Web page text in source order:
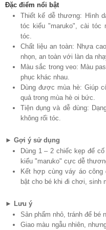
Đặc điểm nổi bật
Thiết kế dễ thương: Hình
tóc kiểu "maruko", cài tóc
tóc.
Chất liệu an toàn: Nhựa
nhọn, an toàn với làn da
Màu sắc trong veo: Màu
phục khác nhau.
Dùng được mùa hè: Giúp
quả trong mùa hè oi bức.
Tiện dụng và dễ dùng:
không rối tóc.
► Gợi ý sử dụng
Dùng 1 – 2 chiếc kẹp để
kiểu "maruko" cực dễ
Kết hợp cùng váy áo
bật cho bé khi đi chơi, sinh
► Lưu ý
Sản phẩm nhỏ, tránh để bé
Giao màu ngẫu nhiên,